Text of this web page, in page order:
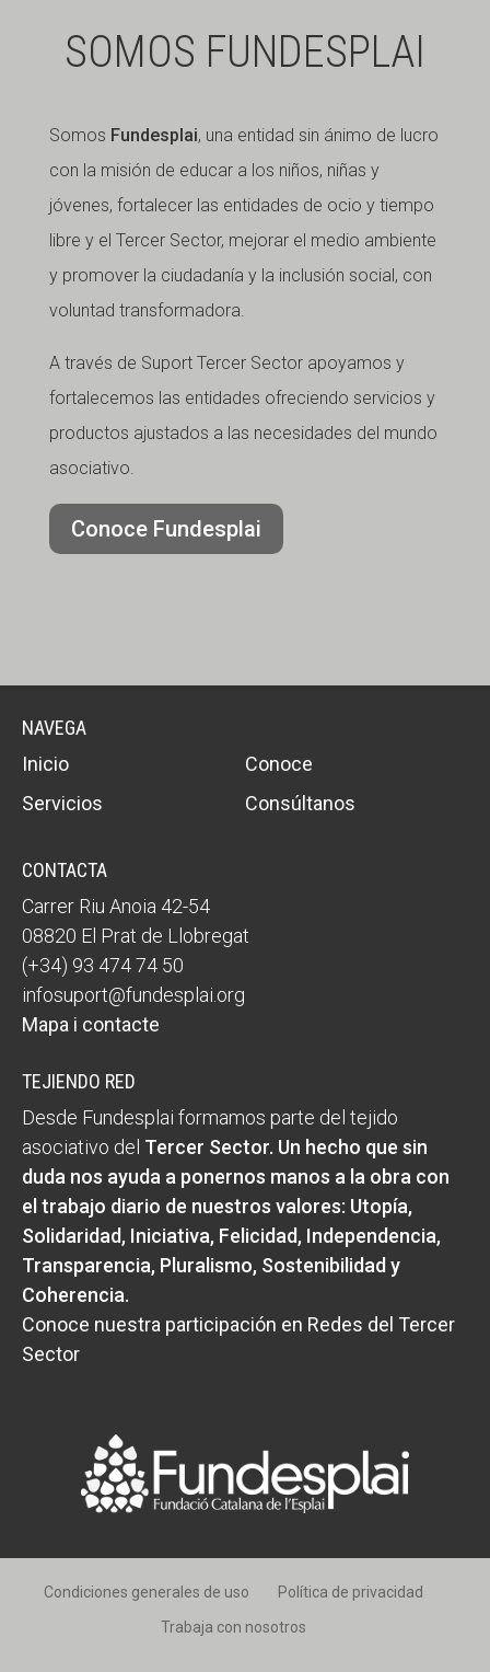
SOMOS FUNDESPLAI
Somos Fundesplai, una entidad sin ánimo de lucro
con la misión de educar a los niños, niñas y
jóvenes, fortalecer las entidades de ocio y tiempo
libre y el Tercer Sector, mejorar el medio ambiente
y promover la ciudadanía y la inclusión social, con
voluntad transformadora.
A través de Suport Tercer Sector apoyamos y
fortalecemos las entidades ofreciendo servicios y
productos ajustados a las necesidades del mundo
asociativo.
Conoce Fundesplai
NAVEGA
Inicio
Conoce
Servicios
Consúltanos
CONTACTA
Carrer Riu Anoia 42-54
08820 El Prat de Llobregat
(+34) 93 474 74 50
infosuport@fundesplai.org
Mapa i contacte
TEJIENDO RED
Desde Fundesplai formamos parte del tejido
asociativo del Tercer Sector. Un hecho que sin
duda nos ayuda a ponernos manos a la obra con
el trabajo diario de nuestros valores: Utopía,
Solidaridad, Iniciativa, Felicidad, Independencia,
Transparencia, Pluralismo, Sostenibilidad y
Coherencia.
Conoce nuestra participación en Redes del Tercer
Sector
Condiciones generales de uso
Política de privacidad
Trabaja con nosotros